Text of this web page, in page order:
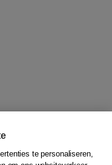
te personaliseren,